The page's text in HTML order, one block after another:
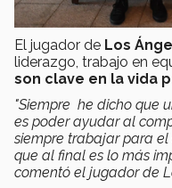
El jugador de Los
liderazgo, trabajo en
son clave en la vida
"Siempre he dicho que
es poder ayudar al
siempre trabajar para el
que al final es lo más
comentó el jugador de